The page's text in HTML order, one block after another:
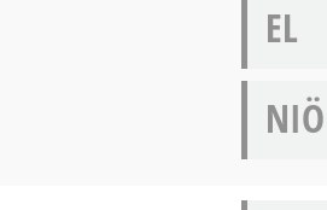
EL
NIÖ